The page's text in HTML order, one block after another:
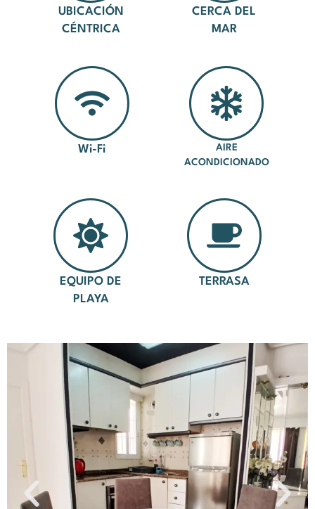
UBICACIÓN
CÉNTRICA
CERCA DEL
MAR
Wi-Fi
AIRE
ACONDICIONADO
EQUIPO DE
PLAYA
TERRASA